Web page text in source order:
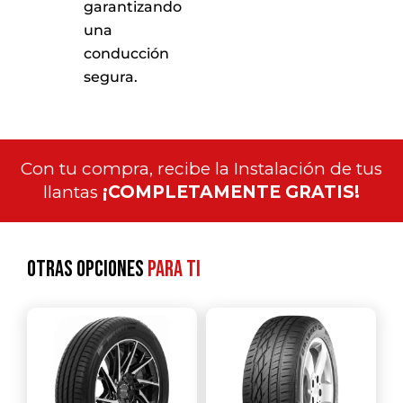
garantizando
una
conducción
segura.
Con tu compra, recibe la Instalación de tus
llantas ¡COMPLETAMENTE GRATIS!
Otras opcionespara ti